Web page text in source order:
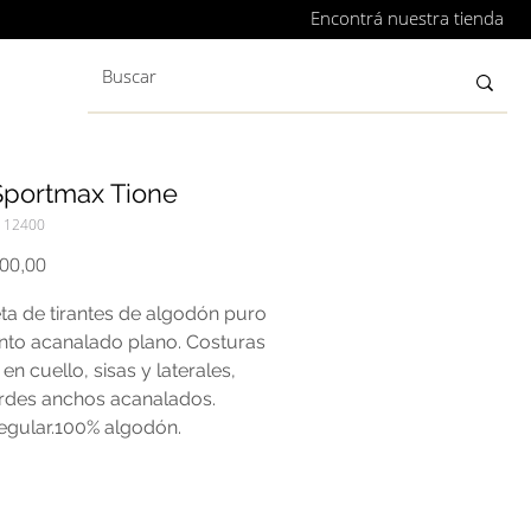
Encontrá nuestra tienda
Tione
Precio
de tirantes de algodón puro
acanalado plano. Costuras
cuello, sisas y laterales,
anchos acanalados.
algodón.